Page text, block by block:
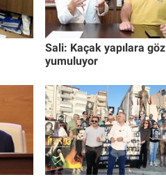
Sali: Kaçak yapılara göz
yumuluyor